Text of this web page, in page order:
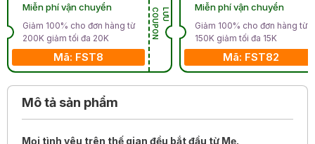
Miễn phí vận chuyển
Giảm 100% cho đơn hàng từ
200K giảm tối đa 20K
Mã: FST8
L
Ư
U
C
O
U
P
O
N
Miễn phí vận chuyển
Giảm 100% cho đơn hàng từ
150K giảm tối đa 15K
Mã: FST82
Mô tả sản phẩm
Mọi tình yêu trên thế gian đều bắt đầu từ Mẹ.